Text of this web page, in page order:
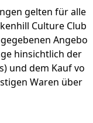
gelten für alle
Culture Club
Angebo
hinsichtlich der
und dem Kauf vo
Waren über